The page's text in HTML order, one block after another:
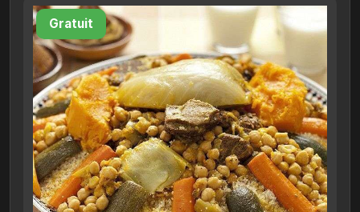
Gratuit